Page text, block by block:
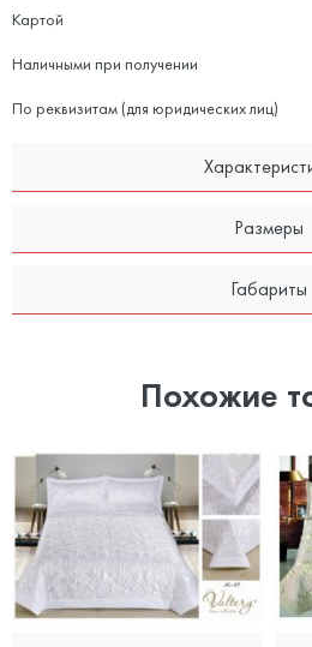
Картой
Наличными при получении
По реквизитам (для юридических лиц)
Размеры
Габариты
Похожие